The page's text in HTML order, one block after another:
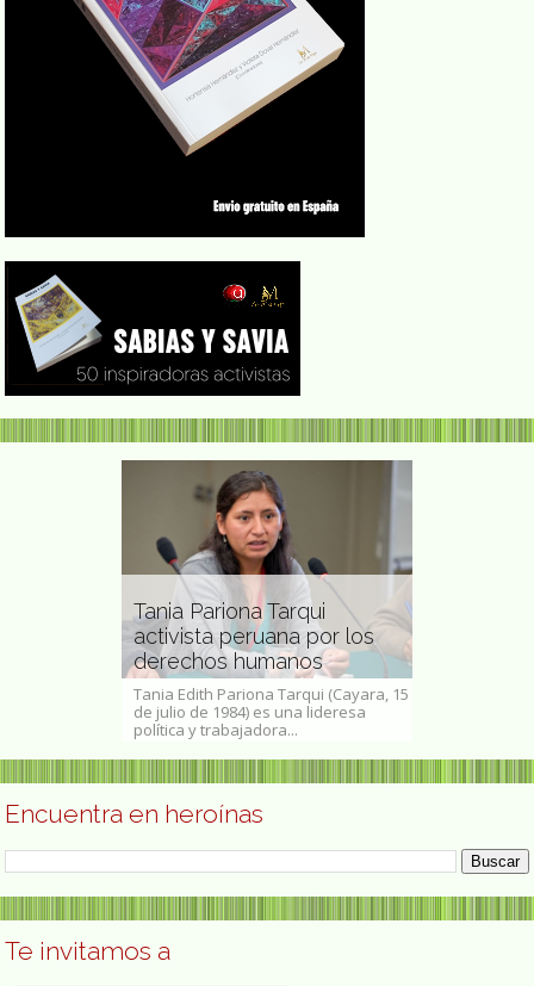
Tania Pariona Tarqui
activista peruana por los
derechos humanos
Tania Edith Pariona Tarqui (Cayara, 15
de julio de 1984) es una lideresa
política y trabajadora...
Encuentra en heroínas
Te invitamos a